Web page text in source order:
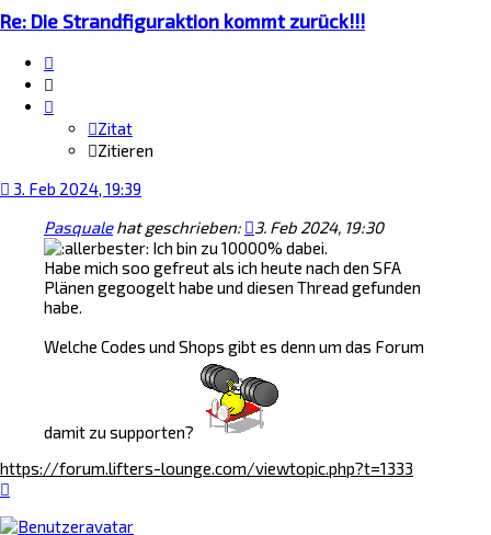
Re: Die Strandfiguraktion kommt zurück!!!
Zitat
Zitieren
3. Feb 2024, 19:39
Pasqualehat geschrieben:
3. Feb 2024, 19:30
Ich bin zu 10000% dabei.
Habe mich soo gefreut als ich heute nach den SFA
Plänen gegoogelt habe und diesen Thread gefunden
habe.
Welche Codes und Shops gibt es denn um das Forum
damit zu supporten?
https://forum.lifters-lounge.com/viewtopic.php?t=1333